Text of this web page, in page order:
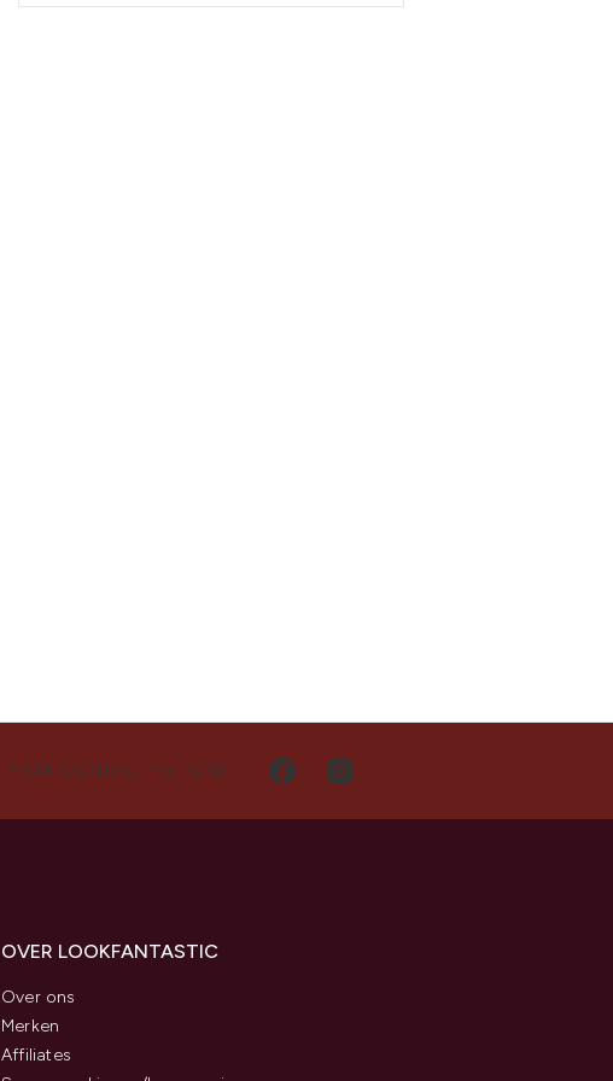
MAAK CONTACT MET ONS
OVER LOOKFANTASTIC
Over ons
Merken
Affiliates